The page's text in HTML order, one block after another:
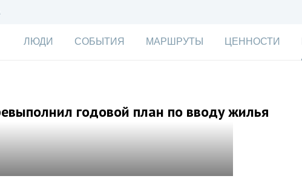
ЛЮДИ СОБЫТИЯ МАРШРУТЫ ЦЕННОСТИ
годовой план по вводу жилья